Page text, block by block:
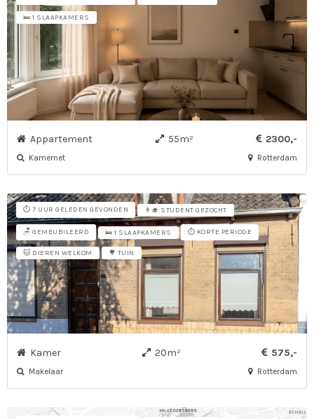
🛌 1 SLAAPKAMERS
Appartement 55m² 2300,-
Kamernet Rotterdam
⏱️ 7 UUR GELEDEN GEVONDEN 👨‍🎓 STUDENT GEZOCHT
🪑 GEMEUBILEERD 🛌 1 SLAAPKAMERS ⏱️ KORTE PERIODE
🐱 DIEREN WELKOM 🌳 TUIN
Kamer 20m² 575,-
Makelaar Rotterdam